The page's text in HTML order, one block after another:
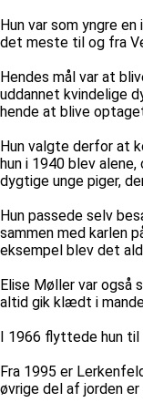
Hun var som yngre
det meste til og fra
Hendes mål var at
uddannet kvindelige
hende at blive
Hun valgte derfor at
hun i 1940 blev
dygtige unge piger,
Hun passede selv
sammen med karlen
eksempel blev det
Elise Møller var også
altid gik klædt i
I 1966 flyttede hun til
Fra 1995 er
øvrige del af jorden er